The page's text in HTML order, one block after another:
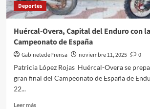
Deportes
Huércal-Overa, Capital del Enduro con
Campeonato de España
GabinetedePrensa noviembre 11, 2025
0
Patricia López Rojas Huércal-Overa se
gran final del Campeonato de España de
22...
Leer másLeer